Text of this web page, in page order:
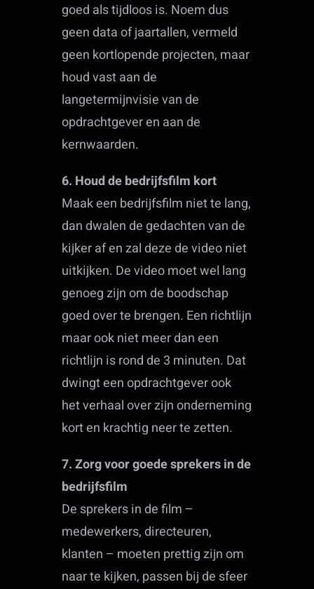
goed als tijdloos is. Noem dus
geen data of jaartallen, vermeld
geen kortlopende projecten, maar
houd vast aan de
langetermijnvisie van de
opdrachtgever en aan de
kernwaarden.
6. Houd de bedrijfsfilm kort
Maak een bedrijfsfilm niet te lang,
dan dwalen de gedachten van de
kijker af en zal deze de video niet
uitkijken. De video moet wel lang
genoeg zijn om de boodschap
goed over te brengen. Een richtlijn
maar ook niet meer dan een
richtlijn is rond de 3 minuten. Dat
dwingt een opdrachtgever ook
het verhaal over zijn onderneming
kort en krachtig neer te zetten.
7. Zorg voor goede sprekers in de
bedrijfsfilm
De sprekers in de film –
medewerkers, directeuren,
klanten – moeten prettig zijn om
naar te kijken, passen bij de sfeer